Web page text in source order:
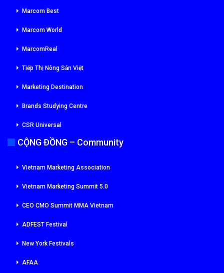
Marcom Best
Marcom World
MarcomReal
Tiếp Thị Nông Sản Việt
Marketing Destination
Brands Studying Centre
CSR Universal
CỘNG ĐỒNG – Community
Vietnam Marketing Association
Vietnam Marketing Summit 5.0
CEO CMO Summit MMA Vietnam
ADFEST Festival
New York Festivals
AFAA